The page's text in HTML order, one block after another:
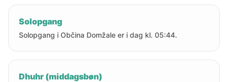
Solopgang
Solopgang i Občina Domžale er i dag kl. 05:44.
Dhuhr (middagsbøn)